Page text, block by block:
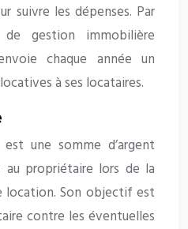
suivre les dépenses. Par
gestion immobilière
chaque année un
à ses locataires.
une somme d’argent
propriétaire lors de la
location. Son objectif est
contre les éventuelles